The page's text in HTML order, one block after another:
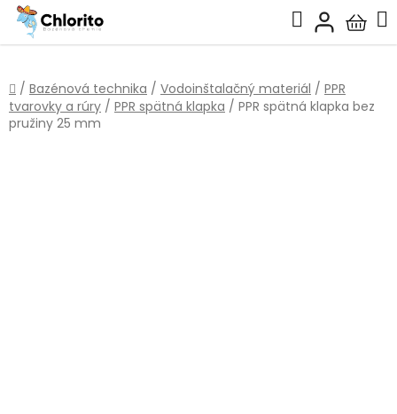
Prejsť
obsah
Hľadať
košík
Domov
/ Bazénová technika / Vodoinštalačný materiál / PPR
tvarovky a rúry / PPR spätná klapka / PPR spätná klapka bez
pružiny 25 mm